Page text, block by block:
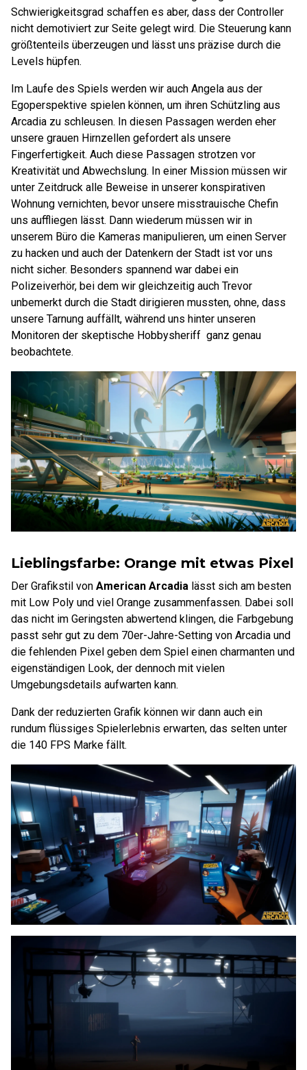
Schwierigkeitsgrad schaffen es aber, dass der Controller
nicht demotiviert zur Seite gelegt wird. Die Steuerung kann
größtenteils überzeugen und lässt uns präzise durch die
Levels hüpfen.
Im Laufe des Spiels werden wir auch Angela aus der
Egoperspektive spielen können, um ihren Schützling aus
Arcadia zu schleusen. In diesen Passagen werden eher
unsere grauen Hirnzellen gefordert als unsere
Fingerfertigkeit. Auch diese Passagen strotzen vor
Kreativität und Abwechslung. In einer Mission müssen wir
unter Zeitdruck alle Beweise in unserer konspirativen
Wohnung vernichten, bevor unsere misstrauische Chefin
uns auffliegen lässt. Dann wiederum müssen wir in
unserem Büro die Kameras manipulieren, um einen Server
zu hacken und auch der Datenkern der Stadt ist vor uns
nicht sicher. Besonders spannend war dabei ein
Polizeiverhör, bei dem wir gleichzeitig auch Trevor
unbemerkt durch die Stadt dirigieren mussten, ohne, dass
unsere Tarnung auffällt, während uns hinter unseren
Monitoren der skeptische Hobbysheriff ganz genau
beobachtete.
Lieblingsfarbe: Orange mit etwas Pixel
Der Grafikstil von American Arcadia lässt sich am besten
mit Low Poly und viel Orange zusammenfassen. Dabei soll
das nicht im Geringsten abwertend klingen, die Farbgebung
passt sehr gut zu dem 70er-Jahre-Setting von Arcadia und
die fehlenden Pixel geben dem Spiel einen charmanten und
eigenständigen Look, der dennoch mit vielen
Umgebungsdetails aufwarten kann.
Dank der reduzierten Grafik können wir dann auch ein
rundum flüssiges Spielerlebnis erwarten, das selten unter
die 140 FPS Marke fällt.